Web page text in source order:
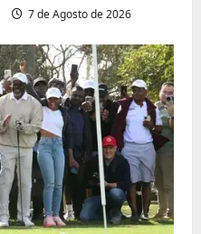
7 de Agosto de 2026